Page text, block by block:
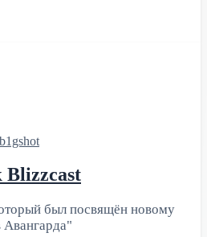
b1gshot
был посвящён новому